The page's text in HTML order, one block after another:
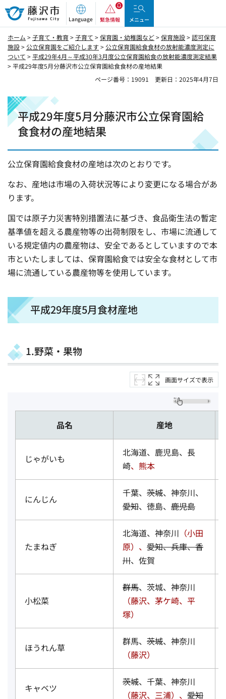
藤沢市
Language 緊急情報 メニュー
ホーム >子育て・教育>子育て >保育園・幼稚園など>保育施設>認可保育
施設>公立保育園をご紹介します>公立保育園給食食材の放射能濃度測定に
ついて >平成29年4月～平成30年3月度公立保育園給食の放射能濃度測定結果
> 平成29年度5月分藤沢市公立保育園給食食材の産地結果
ページ番号：19091
更新日：2025年4月7日
平成29年度5月分藤沢市公立保育園給
食食材の産地結果
公立保育園給食食材の産地は次のとおりです。
なお、産地は市場の入荷状況等により変更になる場合があ
ります。
国では原子力災害特別措置法に基づき、食品衛生法の暫定
基準値を超える農産物等の出荷制限をし、市場に流通して
いる規定値内の農産物は、安全であるとしていますので本
市といたしましては、保育園給食では安全な食材として市
場に流通している農産物等を使用しています。
平成29年度5月食材産地
1.野菜・果物
画面サイズで表示
品名 産地
じゃがいも
北海道、鹿児島、長
崎、熊本
にんじん
千葉、 茨城、神奈川、
愛知、徳島、 鹿児島
たまねぎ
北海道、神奈川 （小田
原）、 愛知、兵庫、香
川、佐賀
小松菜
群馬、茨城、神奈川
（藤沢、茅ケ崎、平
塚）
ほうれん草
群馬、 茨城、神奈川
（藤沢）
キャベツ
茨城、千葉、神奈川
（藤沢、三浦）、 愛知